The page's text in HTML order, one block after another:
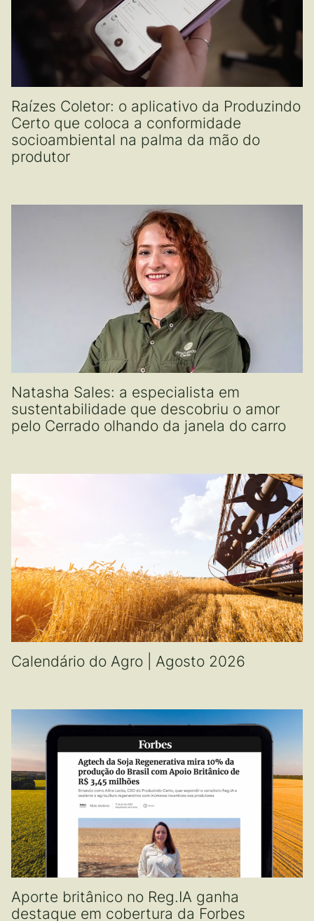
Raízes Coletor: o aplicativo da Produzindo
Certo que coloca a conformidade
socioambiental na palma da mão do
produtor
Natasha Sales: a especialista em
sustentabilidade que descobriu o amor
pelo Cerrado olhando da janela do carro
Calendário do Agro | Agosto 2026
Aporte britânico no Reg.IA ganha
destaque em cobertura da Forbes